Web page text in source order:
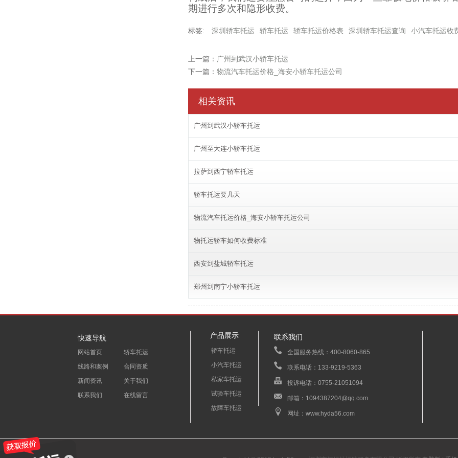
期进行多次和隐形收费。
标签: 深圳轿车托运 轿车托运 轿车托运价格表 深圳轿车托运查询 小汽车托运收
上一篇： 广州到武汉小轿车托运
下一篇： 物流汽车托运价格_海安小轿车托运公司
相关资讯
广州到武汉小轿车托运
广州至大连小轿车托运
拉萨到西宁轿车托运
轿车托运要几天
物流汽车托运价格_海安小轿车托运公司
物托运轿车如何收费标准
西安到盐城轿车托运
郑州到南宁小轿车托运
快速导航
网站首页
轿车托运
线路和案例
合同资质
新闻资讯
关于我们
联系我们
在线留言
产品展示
轿车托运
小汽车托运
私家车托运
试验车托运
故障车托运
联系我们
全国服务热线：400-8060-865
联系电话：133-9219-5363
投诉电话：0755-21051094
邮箱：1094387204@qq.com
网址：www.hyda56.com